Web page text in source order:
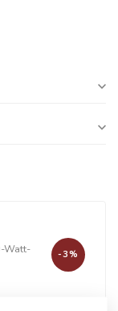
Watt-
-3%